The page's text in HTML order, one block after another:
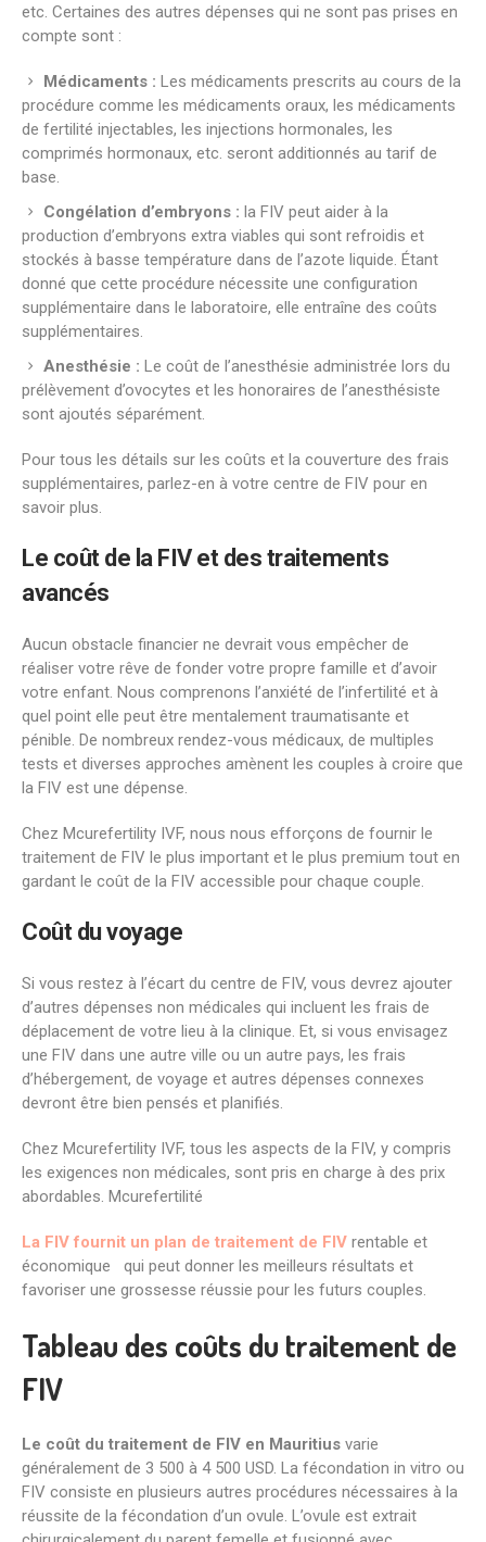
etc. Certaines des autres dépenses qui ne sont pas prises en
compte sont :
Médicaments : Les médicaments prescrits au cours de la
procédure comme les médicaments oraux, les médicaments
de fertilité injectables, les injections hormonales, les
comprimés hormonaux, etc. seront additionnés au tarif de
base.
Congélation d’embryons : la FIV peut aider à la
production d’embryons extra viables qui sont refroidis et
stockés à basse température dans de l’azote liquide. Étant
donné que cette procédure nécessite une configuration
supplémentaire dans le laboratoire, elle entraîne des coûts
supplémentaires.
Anesthésie : Le coût de l’anesthésie administrée lors du
prélèvement d’ovocytes et les honoraires de l’anesthésiste
sont ajoutés séparément.
Pour tous les détails sur les coûts et la couverture des frais
supplémentaires, parlez-en à votre centre de FIV pour en
savoir plus.
Le coût de la FIV et des traitements
avancés
Aucun obstacle financier ne devrait vous empêcher de
réaliser votre rêve de fonder votre propre famille et d’avoir
votre enfant. Nous comprenons l’anxiété de l’infertilité et à
quel point elle peut être mentalement traumatisante et
pénible. De nombreux rendez-vous médicaux, de multiples
tests et diverses approches amènent les couples à croire que
la FIV est une dépense.
Chez Mcurefertility IVF, nous nous efforçons de fournir le
traitement de FIV le plus important et le plus premium tout en
gardant le coût de la FIV accessible pour chaque couple.
Coût du voyage
Si vous restez à l’écart du centre de FIV, vous devrez ajouter
d’autres dépenses non médicales qui incluent les frais de
déplacement de votre lieu à la clinique. Et, si vous envisagez
une FIV dans une autre ville ou un autre pays, les frais
d’hébergement, de voyage et autres dépenses connexes
devront être bien pensés et planifiés.
Chez Mcurefertility IVF, tous les aspects de la FIV, y compris
les exigences non médicales, sont pris en charge à des prix
abordables. Mcurefertilité
La FIV fournit un plan de traitement de FIV rentable et
économique qui peut donner les meilleurs résultats et
favoriser une grossesse réussie pour les futurs couples.
Tableau des coûts du traitement de
FIV
Le coût du traitement de FIV en Mauritius varie
généralement de 3 500 à 4 500 USD. La fécondation in vitro ou
FIV consiste en plusieurs autres procédures nécessaires à la
réussite de la fécondation d’un ovule. L’ovule est extrait